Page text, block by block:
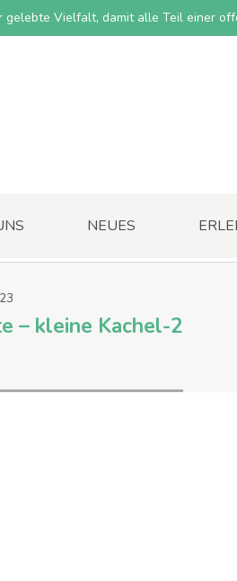
gelebte Vielfalt, damit alle Teil einer
NEUES
– kleine Kachel-2